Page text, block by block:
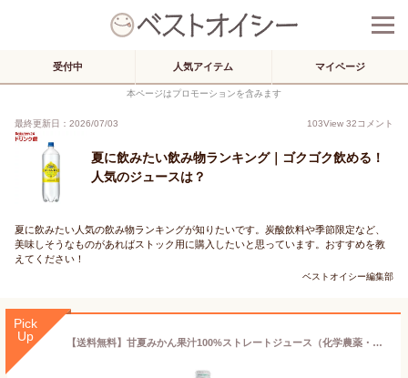
受付中 人気アイテム マイページ
本ページはプロモーションを含みます
最終更新日：2026/07/03 103View 32コメント
夏に飲みたい飲み物ランキング｜ゴクゴク飲める！
人気のジュースは？
夏に飲みたい人気の飲み物ランキングが知りたいです。炭酸飲料や季節限定など、
美味しそうなものがあればストック用に購入したいと思っています。おすすめを教
えてください！
ベストオイシー編集部
Pick
Up
【送料無料】甘夏みかん果汁100%ストレートジュース（化学農薬・化学肥料不使用 有機甘夏）甘夏屋 平山農園 [1000ml]三重県産《常温便》